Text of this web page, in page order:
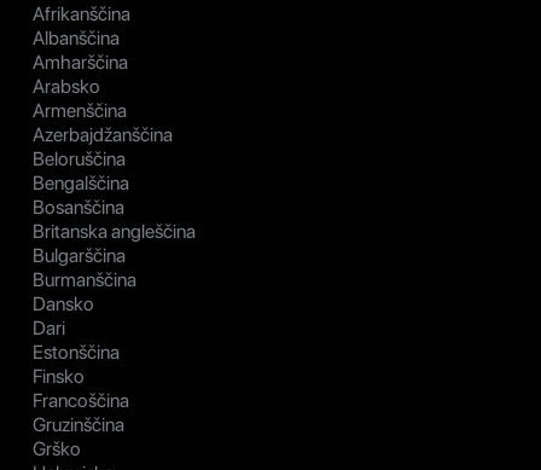
Afrikanščina
Albanščina
Amharščina
Arabsko
Armenščina
Azerbajdžanščina
Beloruščina
Bengalščina
Bosanščina
Britanska angleščina
Bulgarščina
Burmanščina
Dansko
Dari
Estonščina
Finsko
Francoščina
Gruzinščina
Grško